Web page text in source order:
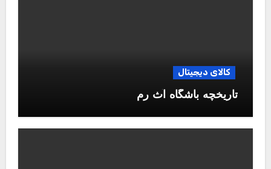
کالای دیجیتال
تاریخچه باشگاه آث رم